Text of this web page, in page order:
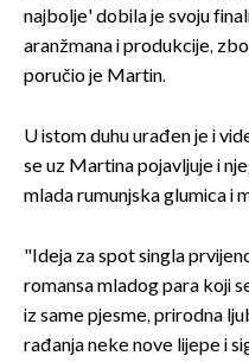
najbolje' dobila je svoju
aranžmana i produkcije,
poručio je Martin.
U istom duhu urađen je i
se uz Martina pojavljuje i
mlada rumunjska glumica i
"Ideja za spot singla
romansa mladog para koji
iz same pjesme, prirodna
rađanja neke nove lijepe i